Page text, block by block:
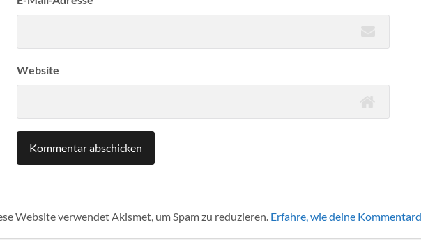
Website
Website verwendet Akismet, um Spam zu reduzieren. Erfahre, wie deine